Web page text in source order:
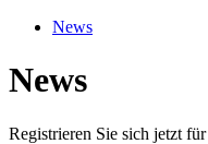
News
News
Registrieren Sie sich jetzt